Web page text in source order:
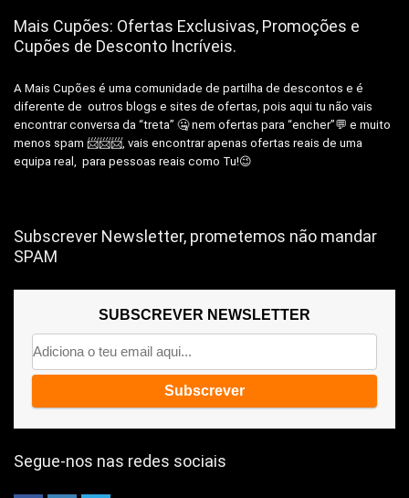
Mais Cupões: Ofertas Exclusivas, Promoções e
Cupões de Desconto Incríveis.
A Mais Cupões é uma comunidade de partilha de descontos e é
diferente de outros blogs e sites de ofertas, pois aqui tu não vais
encontrar conversa da “treta” 🤐 nem ofertas para “encher”💬 e muito
menos spam 📨📨📨, vais encontrar apenas ofertas reais de uma
equipa real, para pessoas reais como Tu!😉
Subscrever Newsletter, prometemos não mandar
SPAM
SUBSCREVER NEWSLETTER
Segue-nos nas redes sociais